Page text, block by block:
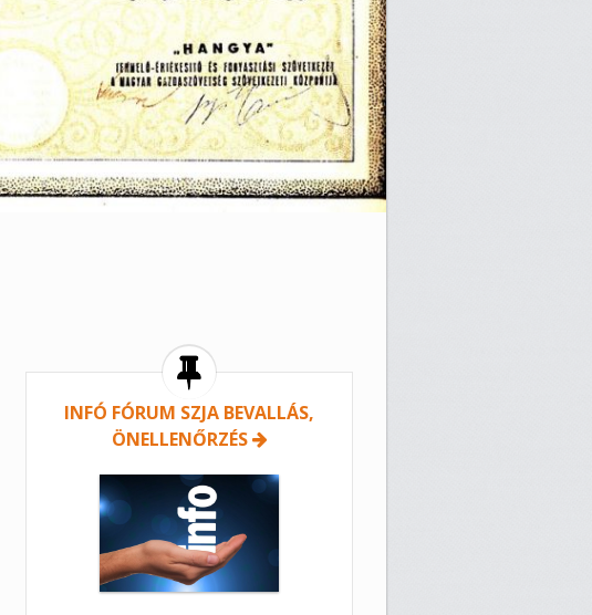
INFÓ FÓRUM SZJA BEVALLÁS,
ÖNELLENŐRZÉS